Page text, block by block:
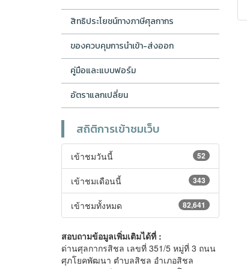
สิทธิประโยชน์ทางภาษีศุลกากร
ของควบคุมการนำเข้า-ส่งออก
คู่มือและแบบฟอร์ม
อัตราแลกเปลี่ยน
สถิติการเข้าชมเว็บ
52
เข้าชมวันนี้
343
เข้าชมเดือนนี้
82,641
เข้าชมทั้งหมด
สอบถามข้อมูลเพิ่มเติมได้ที่ :
ด่านศุลกากรสิชล เลขที่ 351/5 หมู่ที่ 3 ถนน
ศุภโยคพัฒนา ตำบลสิชล อำเภอสิชล